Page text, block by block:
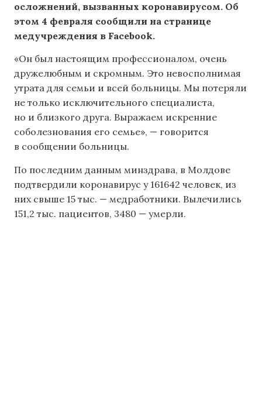
осложнений, вызванных коронавирусом. Об
этом 4 февраля сообщили на странице
медучреждения в Facebook.
«Он был настоящим профессионалом, очень
дружелюбным и скромным. Это невосполнимая
утрата для семьи и всей больницы. Мы потеряли
не только исключительного специалиста,
но и близкого друга. Выражаем искренние
соболезнования его семье», — говорится
в сообщении больницы.
По последним данным минздрава, в Молдове
подтвердили коронавирус у 161642 человек, из
них свыше 15 тыс. — медработники. Вылечились
151,2 тыс. пациентов, 3480 — умерли.